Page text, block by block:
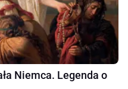
Niemca. Legenda o